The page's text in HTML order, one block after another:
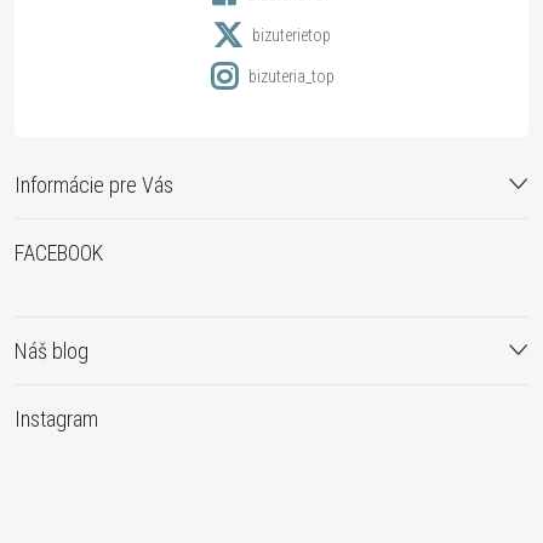
Informácie pre Vás
bizuterietop
bizuteria_top
FACEBOOK
Náš blog
Instagram